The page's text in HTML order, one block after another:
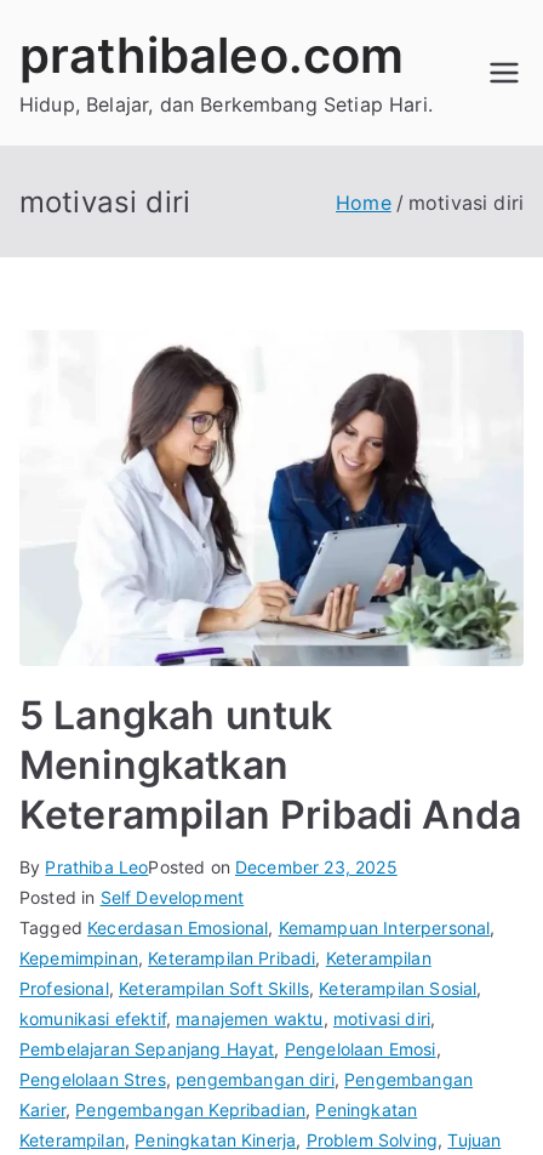
content
prathibaleo.com
Hidup, Belajar, dan Berkembang Setiap Hari.
motivasi diri Home motivasi diri
5 Langkah untuk
Meningkatkan
Keterampilan Pribadi Anda
By Prathiba LeoPosted on December 23, 2025
Posted in Self Development
Tagged Kecerdasan Emosional, Kemampuan Interpersonal,
Kepemimpinan, Keterampilan Pribadi, Keterampilan
Profesional, Keterampilan Soft Skills, Keterampilan Sosial,
komunikasi efektif, manajemen waktu, motivasi diri,
Pembelajaran Sepanjang Hayat, Pengelolaan Emosi,
Pengelolaan Stres, pengembangan diri, Pengembangan
Karier, Pengembangan Kepribadian, Peningkatan
Keterampilan, Peningkatan Kinerja, Problem Solving,Tujuan